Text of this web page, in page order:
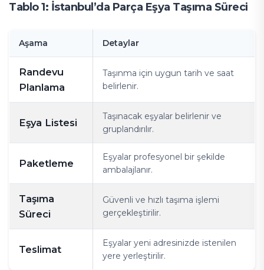
Tablo 1: İstanbul’da Parça Eşya Taşıma Süreci
Aşama Detaylar
Randevu
Planlama
Taşınma için uygun tarih ve saat
belirlenir.
Eşya Listesi
Taşınacak eşyalar belirlenir ve
gruplandırılır.
Paketleme
Eşyalar profesyonel bir şekilde
ambalajlanır.
Taşıma
Süreci
Güvenli ve hızlı taşıma işlemi
gerçekleştirilir.
Teslimat
Eşyalar yeni adresinizde istenilen
yere yerleştirilir.